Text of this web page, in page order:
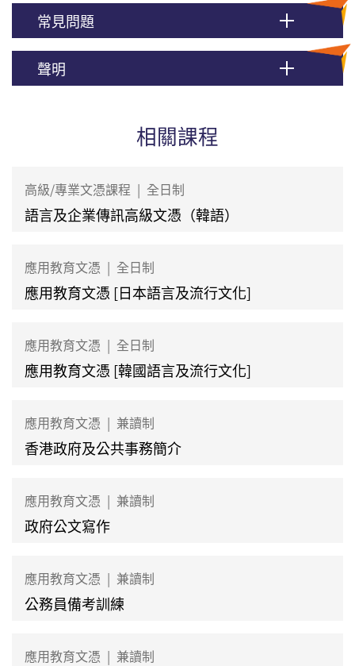
常見問題
聲明
相關課程
高級/專業文憑課程 | 全日制
語言及企業傳訊高級文憑（韓語）
應用教育文憑 | 全日制
應用教育文憑 [日本語言及流行文化]
應用教育文憑 | 全日制
應用教育文憑 [韓國語言及流行文化]
應用教育文憑 | 兼讀制
香港政府及公共事務簡介
應用教育文憑 | 兼讀制
政府公文寫作
應用教育文憑 | 兼讀制
公務員備考訓練
應用教育文憑 | 兼讀制